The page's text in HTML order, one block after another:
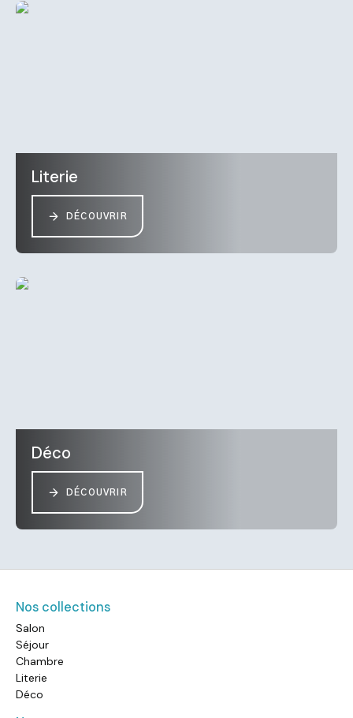
Literie
DÉCOUVRIR
Déco
DÉCOUVRIR
Nos collections
Salon
Séjour
Chambre
Literie
Déco